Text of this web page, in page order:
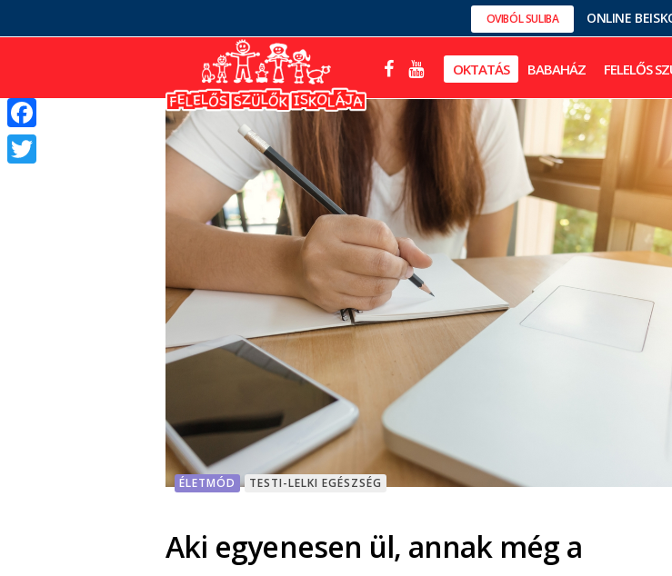
OVIBÓL SULIBA ONLINE
OKTATÁS BABAHÁZ FELELŐS
ÉLETMÓD TESTI-LELKI EGÉSZSÉG
Aki egyenesen ül, annak még a
Facebook